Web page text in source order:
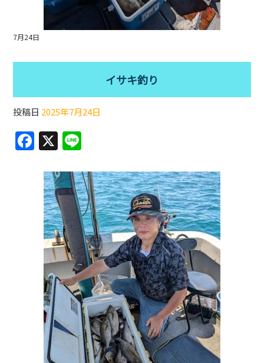
7月24日
イサキ釣り
投稿日 2025年7月24日
F
a
c
e
b
o
o
k
X
e